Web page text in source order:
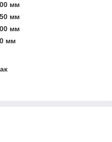
мм
мм
мм
мм